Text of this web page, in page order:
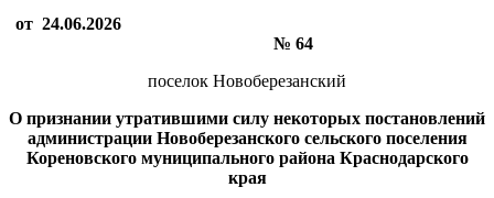
от 24.06.2026
№ 64
поселок Новоберезанский
О признании утратившими силу некоторых постановлений
администрации Новоберезанского сельского поселения
Кореновского муниципального района Краснодарского
края